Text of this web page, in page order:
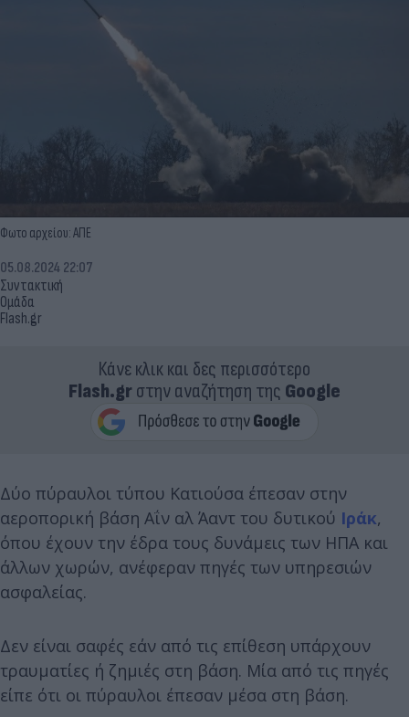
Φωτο αρχείου: ΑΠΕ
Συντακτική
Ομάδα
Flash.gr
05.08.2024 22:07
Κάνε κλικ και δες περισσότερο
Flash.grστην αναζήτηση της Google
Δύο πύραυλοι τύπου Κατιούσα έπεσαν στην
αεροπορική βάση Αΐν αλ Άαντ του δυτικού Ιράκ,
όπου έχουν την έδρα τους δυνάμεις των ΗΠΑ και
άλλων χωρών, ανέφεραν πηγές των υπηρεσιών
ασφαλείας.
Δεν είναι σαφές εάν από τις επίθεση υπάρχουν
τραυματίες ή ζημιές στη βάση. Μία από τις πηγές
είπε ότι οι πύραυλοι έπεσαν μέσα στη βάση.